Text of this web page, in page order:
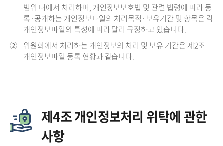
범위 내에서 처리하며, 개인정보보호법 및 관련 법령에 따라 등
록·공개하는 개인정보파일의 처리목적·보유기간 및 항목은 각
개인정보파일의 특성에 따라 달리 규정하고 있습니다.
② 위원회에서 처리하는 개인정보의 처리 및 보유 기간은 제2조
개인정보파일 등록 현황과 같습니다.
제4조 개인정보처리 위탁에 관한
사항